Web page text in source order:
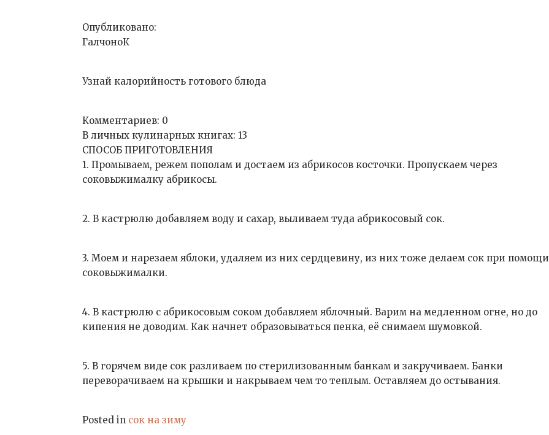
Опубликовано:
ГалчоноК
Узнай калорийность готового блюда
Комментариев: 0
В личных кулинарных книгах: 13
СПОСОБ ПРИГОТОВЛЕНИЯ
1. Промываем, режем пополам и достаем из абрикосов косточки. Пропускаем через
соковыжималку абрикосы.
2. В кастрюлю добавляем воду и сахар, выливаем туда абрикосовый сок.
3. Моем и нарезаем яблоки, удаляем из них сердцевину, из них тоже делаем сок при помощи
соковыжималки.
4. В кастрюлю с абрикосовым соком добавляем яблочный. Варим на медленном огне, но до
кипения не доводим. Как начнет образовываться пенка, её снимаем шумовкой.
5. В горячем виде сок разливаем по стерилизованным банкам и закручиваем. Банки
переворачиваем на крышки и накрываем чем то теплым. Оставляем до остывания.
Posted in сок на зиму